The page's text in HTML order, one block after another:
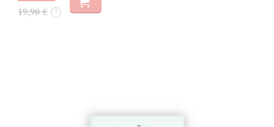
19,90 € ?